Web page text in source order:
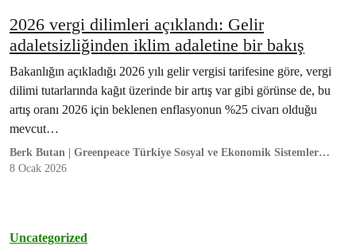
2026 vergi dilimleri açıklandı: Gelir
adaletsizliğinden iklim adaletine bir bakış
Bakanlığın açıkladığı 2026 yılı gelir vergisi tarifesine göre, vergi
dilimi tutarlarında kağıt üzerinde bir artış var gibi görünse de, bu
artış oranı 2026 için beklenen enflasyonun %25 civarı olduğu
mevcut…
Berk Butan | Greenpeace Türkiye Sosyal ve Ekonomik Sistemler
Kampanya Sorumlusu
8 Ocak 2026
Uncategorized